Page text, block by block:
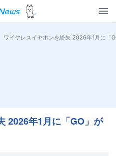
ワイヤレスイヤホンを紛失 2026年1月に「
2026年1月に「GO」が